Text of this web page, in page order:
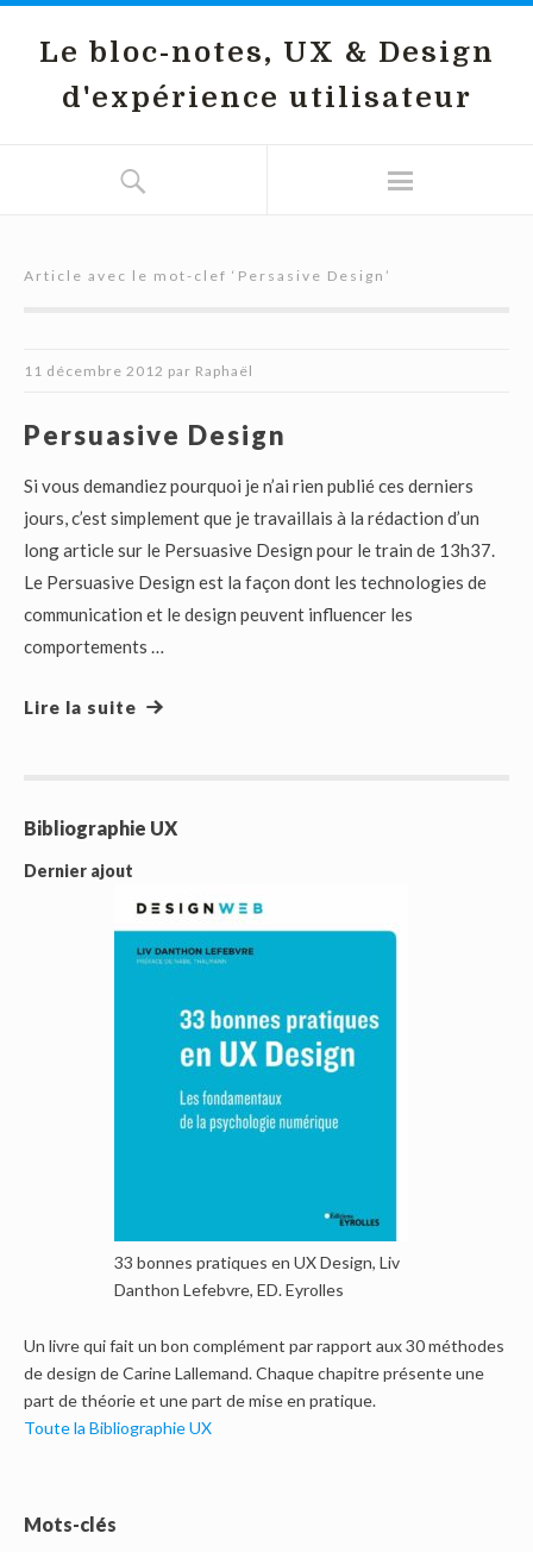
Le bloc-notes, UX & Design
d'expérience utilisateur
Article avec le mot-clef ‘ Persasive Design ’
11 décembre 2012 par Raphaël
Persuasive Design
Si vous demandiez pourquoi je n’ai rien publié ces derniers
jours, c’est simplement que je travaillais à la rédaction d’un
long article sur le Persuasive Design pour le train de 13h37.
Le Persuasive Design est la façon dont les technologies de
communication et le design peuvent influencer les
comportements …
Lire la suite
Bibliographie UX
Dernier ajout
33 bonnes pratiques en UX Design, Liv
Danthon Lefebvre, ED. Eyrolles
Un livre qui fait un bon complément par rapport aux 30 méthodes
de design de Carine Lallemand. Chaque chapitre présente une
part de théorie et une part de mise en pratique.
Toute la Bibliographie UX
Mots-clés